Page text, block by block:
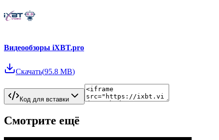
Видеообзоры iXBT.pro
Скачать(95.8 MB)
Код для вставки
Смотрите ещё